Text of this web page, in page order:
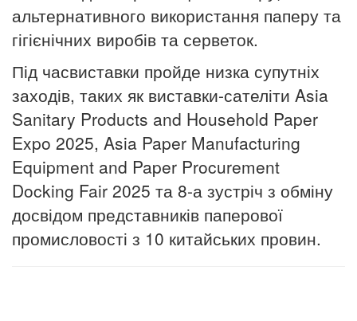
альтернативного використання паперу та
гігієнічних виробів та серветок.
Під часвиставки пройде низка супутніх
заходів, таких як виставки-сателіти Asia
Sanitary Products and Household Paper
Expo 2025, Asia Paper Manufacturing
Equipment and Paper Procurement
Docking Fair 2025 та 8-а зустріч з обміну
досвідом представників паперової
промисловості з 10 китайських провин.